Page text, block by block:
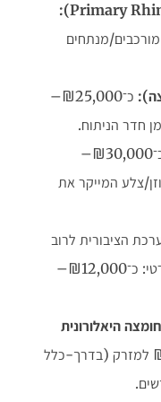
במקרים מורכבים/מנתחים
:
כ־₪25,000–
כ־₪30,000–
אוזן/צלע המייקר את
הציבורית לרוב
מכוסה בהתאם להתוויה רפואית; בפרטי: כ־₪12,000–
היאלורונית
כ־₪1,800–₪4,500 למזרק (בדרך-כלל